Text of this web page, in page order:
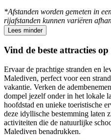
*Afstanden worden gemeten in
rijafstanden kunnen variëren
Lees minder
Vind de beste attracties
Ervaar de prachtige stranden en
Malediven, perfect voor een
vakantie. Verken de
dompel jezelf onder in het lokale
hoofdstad en unieke toeristische
deze idyllische bestemming laten
activiteiten die de natuurlijke
Malediven benadrukken.